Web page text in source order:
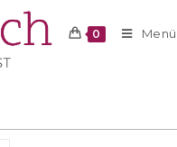
0 Menü